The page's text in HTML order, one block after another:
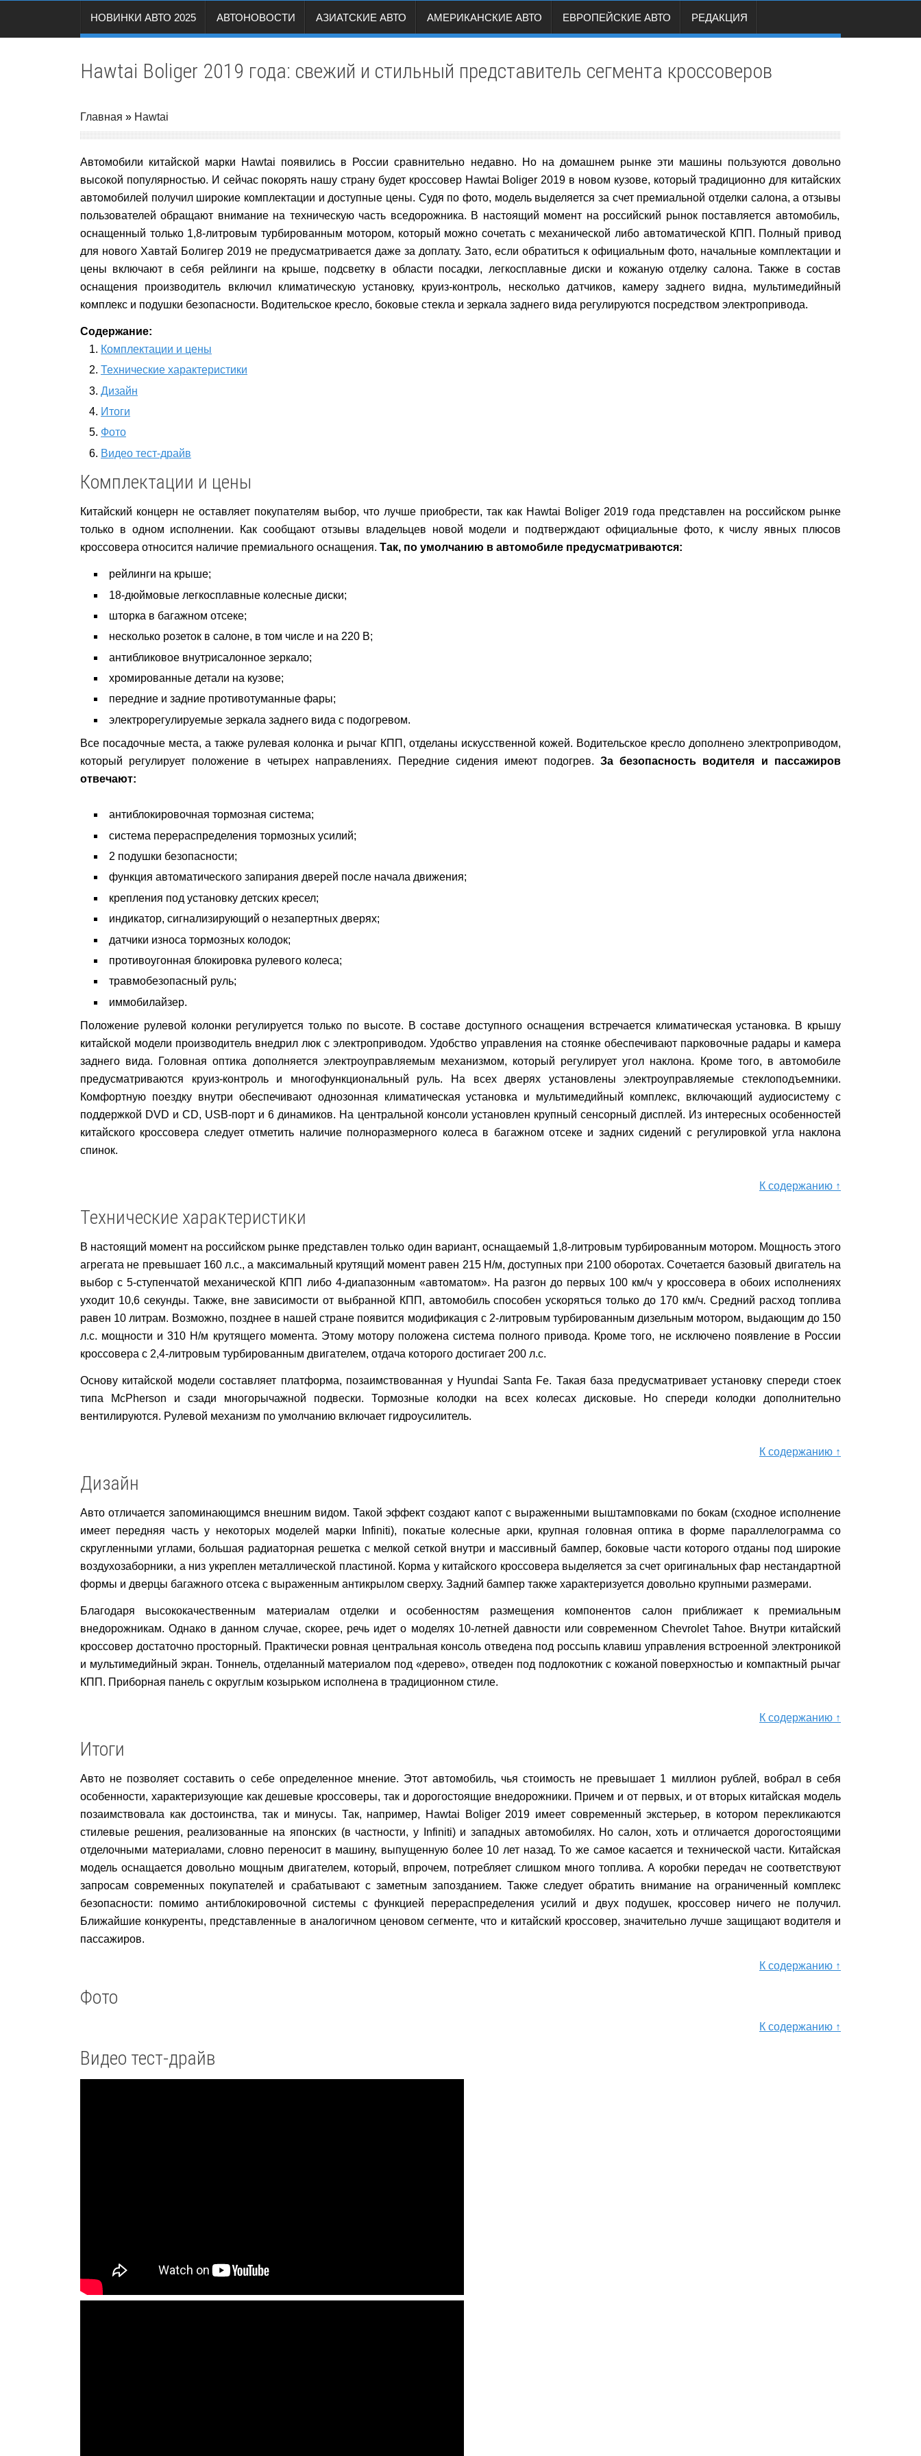
НОВИНКИ АВТО 2025 АВТОНОВОСТИ АЗИАТСКИЕ АВТО АМЕРИКАНСКИЕ АВТО ЕВРОПЕЙСКИЕ АВТО РЕДАКЦИЯ
Hawtai Boliger 2019 года: свежий и стильный представитель сегмента кроссоверов
Главная » Hawtai
Автомобили китайской марки Hawtai появились в России сравнительно недавно. Но на домашнем рынке эти машины пользуются довольно
высокой популярностью. И сейчас покорять нашу страну будет кроссовер Hawtai Boliger 2019 в новом кузове, который традиционно для китайских
автомобилей получил широкие комплектации и доступные цены. Судя по фото, модель выделяется за счет премиальной отделки салона, а отзывы
пользователей обращают внимание на техническую часть вседорожника. В настоящий момент на российский рынок поставляется автомобиль,
оснащенный только 1,8-литровым турбированным мотором, который можно сочетать с механической либо автоматической КПП. Полный привод
для нового Хавтай Болигер 2019 не предусматривается даже за доплату. Зато, если обратиться к официальным фото, начальные комплектации и
цены включают в себя рейлинги на крыше, подсветку в области посадки, легкосплавные диски и кожаную отделку салона. Также в состав
оснащения производитель включил климатическую установку, круиз-контроль, несколько датчиков, камеру заднего видна, мультимедийный
комплекс и подушки безопасности. Водительское кресло, боковые стекла и зеркала заднего вида регулируются посредством электропривода.
Содержание:
Комплектации и цены
Технические характеристики
Дизайн
Итоги
Фото
Видео тест-драйв
Комплектации и цены
Китайский концерн не оставляет покупателям выбор, что лучше приобрести, так как Hawtai Boliger 2019 года представлен на российском рынке
только в одном исполнении. Как сообщают отзывы владельцев новой модели и подтверждают официальные фото, к числу явных плюсов
кроссовера относится наличие премиального оснащения. Так, по умолчанию в автомобиле предусматриваются:
рейлинги на крыше;
18-дюймовые легкосплавные колесные диски;
шторка в багажном отсеке;
несколько розеток в салоне, в том числе и на 220 В;
антибликовое внутрисалонное зеркало;
хромированные детали на кузове;
передние и задние противотуманные фары;
электрорегулируемые зеркала заднего вида с подогревом.
Все посадочные места, а также рулевая колонка и рычаг КПП, отделаны искусственной кожей. Водительское кресло дополнено электроприводом,
который регулирует положение в четырех направлениях. Передние сидения имеют подогрев. За безопасность водителя и пассажиров
отвечают:
антиблокировочная тормозная система;
система перераспределения тормозных усилий;
2 подушки безопасности;
функция автоматического запирания дверей после начала движения;
крепления под установку детских кресел;
индикатор, сигнализирующий о незапертных дверях;
датчики износа тормозных колодок;
противоугонная блокировка рулевого колеса;
травмобезопасный руль;
иммобилайзер.
Положение рулевой колонки регулируется только по высоте. В составе доступного оснащения встречается климатическая установка. В крышу
китайской модели производитель внедрил люк с электроприводом. Удобство управления на стоянке обеспечивают парковочные радары и камера
заднего вида. Головная оптика дополняется электроуправляемым механизмом, который регулирует угол наклона. Кроме того, в автомобиле
предусматриваются круиз-контроль и многофункциональный руль. На всех дверях установлены электроуправляемые стеклоподъемники.
Комфортную поездку внутри обеспечивают однозонная климатическая установка и мультимедийный комплекс, включающий аудиосистему с
поддержкой DVD иCD, USB-порт и 6 динамиков. На центральной консоли установлен крупный сенсорный дисплей. Из интересных особенностей
китайского кроссовера следует отметить наличие полноразмерного колеса в багажном отсеке и задних сидений с регулировкой угла наклона
спинок.
К содержанию ↑
Технические характеристики
В настоящий момент на российском рынке представлен только один вариант, оснащаемый 1,8-литровым турбированным мотором. Мощность этого
агрегата не превышает 160 л.с., а максимальный крутящий момент равен 215 Н/м, доступных при 2100 оборотах. Сочетается базовый двигатель на
выбор с 5-ступенчатой механической КПП либо 4-диапазонным «автоматом». На разгон до первых 100 км/ч у кроссовера в обоих исполнениях
уходит 10,6 секунды. Также, вне зависимости от выбранной КПП, автомобиль способен ускоряться только до 170 км/ч. Средний расход топлива
равен 10 литрам. Возможно, позднее в нашей стране появится модификация с 2-литровым турбированным дизельным мотором, выдающим до 150
л.с. мощности и 310 Н/м крутящего момента. Этому мотору положена система полного привода. Кроме того, не исключено появление в России
кроссовера с 2,4-литровым турбированным двигателем, отдача которого достигает 200 л.с.
Основу китайской модели составляет платформа, позаимствованная у Hyundai Santa Fe. Такая база предусматривает установку спереди стоек
типа
McPherson и сзади многорычажной подвески. Тормозные колодки на всех колесах дисковые. Но спереди колодки дополнительно
вентилируются. Рулевой механизм по умолчанию включает гидроусилитель.
К содержанию ↑
Дизайн
Авто отличается запоминающимся внешним видом. Такой эффект создают капот с выраженными выштамповками по бокам (сходное исполнение
имеет передняя часть у некоторых моделей марки
Infiniti), покатые колесные арки, крупная головная оптика в форме параллелограмма со
скругленными углами, большая радиаторная решетка с мелкой сеткой внутри и массивный бампер, боковые части которого отданы под широкие
воздухозаборники, а низ укреплен металлической пластиной. Корма у китайского кроссовера выделяется за счет оригинальных фар нестандартной
формы и дверцы багажного отсека с выраженным антикрылом сверху. Задний бампер также характеризуется довольно крупными размерами.
Благодаря высококачественным материалам отделки и особенностям размещения компонентов салон приближает
к премиальным
внедорожникам. Однако в данном случае, скорее, речь идет о моделях 10-летней давности или современном Chevrolet Tahoe. Внутри китайский
кроссовер достаточно просторный. Практически ровная центральная консоль отведена под россыпь клавиш управления встроенной электроникой
и мультимедийный экран. Тоннель, отделанный материалом под «дерево», отведен под подлокотник с кожаной поверхностью и компактный рычаг
КПП. Приборная панель с округлым козырьком исполнена в традиционном стиле.
К содержанию ↑
Итоги
Авто не позволяет составить о себе определенное мнение. Этот автомобиль, чья стоимость не превышает 1 миллион рублей, вобрал в себя
особенности, характеризующие как дешевые кроссоверы, так и дорогостоящие внедорожники. Причем и от первых, и от вторых китайская модель
позаимствовала как достоинства, так и минусы. Так, например, Hawtai Boliger2019 имеет современный экстерьер, в котором перекликаются
стилевые решения, реализованные на японских (в частности, у
Infiniti) и западных автомобилях. Но салон, хоть и отличается дорогостоящими
отделочными материалами, словно переносит в машину, выпущенную более 10 лет назад. То же самое касается и технической части. Китайская
модель оснащается довольно мощным двигателем, который, впрочем, потребляет слишком много топлива. А коробки передач не соответствуют
запросам современных покупателей и срабатывают с заметным запозданием. Также следует обратить внимание на ограниченный комплекс
безопасности: помимо антиблокировочной системы с функцией перераспределения усилий и двух подушек, кроссовер ничего не получил.
Ближайшие конкуренты, представленные в аналогичном ценовом сегменте, что и китайский кроссовер, значительно лучше защищают водителя и
пассажиров.
К содержанию ↑
Фото
К содержанию ↑
Видео тест-драйв